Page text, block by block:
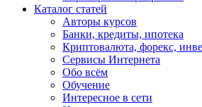
Каталог статей
Авторы курсов
Банки, кредиты, ипотека
Криптовалюта, форекс,
Сервисы Интернета
Обо всём
Обучение
Интересное в сети